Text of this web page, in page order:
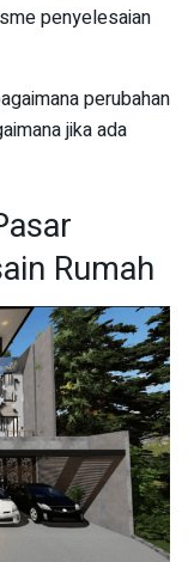
penyelesaian
perubahan
jika ada
Rumah